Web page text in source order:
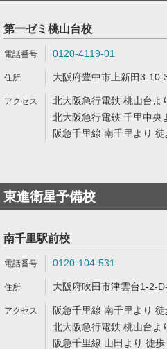
第一ゼミ桃山台校
0120-4119-01
大阪府豊中市上新田3-10-
北大阪急行電鉄 桃山台よ
北大阪急行電鉄 千里中央
阪急千里線 南千里より
東進衛星予備校
南千里駅前校
0120-104-531
大阪府吹田市津雲台1-2-
阪急千里線 南千里より
北大阪急行電鉄 桃山台よ
阪急千里線 山田より 徒